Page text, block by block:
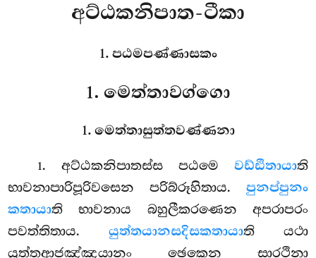
අට්ඨකනිපාත-ටීකා
1. පඨමපණ්ණාසකං
1. මෙත්තාවග්ගො
1. මෙත්තාසුත්තවණ්ණනා
1. අට්ඨකනිපාතස්ස පඨමෙ වඩ්ඪිතායාති
භාවනාපාරිපූරිවසෙන පරිබ්රූහිතාය. පුනප්පුනං
කතායාති භාවනාය බහුලීකරණෙන අපරාපරං
පවත්තිතාය. යුත්තයානසදිසකතායාති යථා
යුත්තආජඤ්ඤයානං ඡෙකෙන සාරථිනා